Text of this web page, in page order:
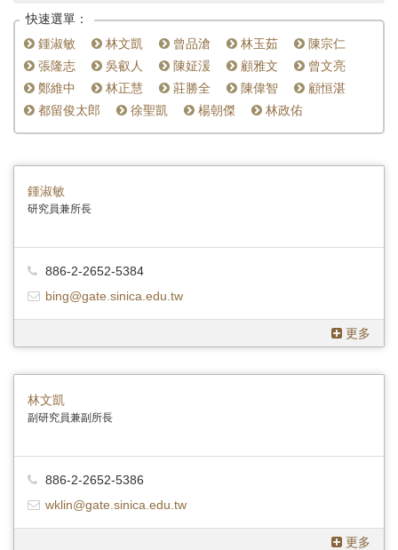
快速選單：
鍾淑敏
林文凱 曾品滄 林玉茹
陳宗仁
張隆志
吳叡人 陳姃湲 顧雅文
曾文亮
鄭維中
林正慧 莊勝全 陳偉智
顧恒湛
都留俊太郎
徐聖凱 楊朝傑 林政佑
鍾淑敏
研究員兼所長
886-2-2652-5384
bing@gate.sinica.edu.tw
更多
林文凱
副研究員兼副所長
886-2-2652-5386
wklin@gate.sinica.edu.tw
更多